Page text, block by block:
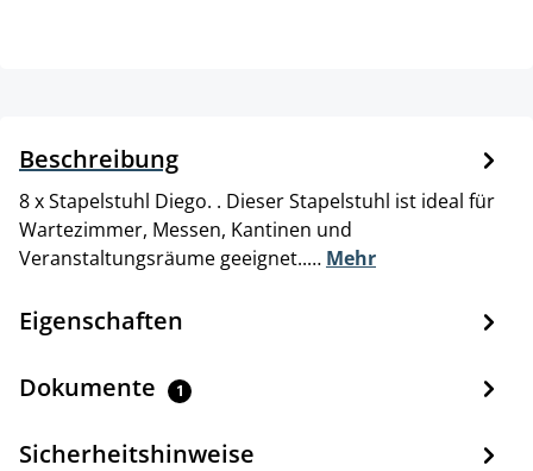
Beschreibung
8 x Stapelstuhl Diego. . Dieser Stapelstuhl ist ideal für
Wartezimmer, Messen, Kantinen und
Veranstaltungsräume geeignet..… Mehr
Eigenschaften
Dokumente 1
Sicherheitshinweise